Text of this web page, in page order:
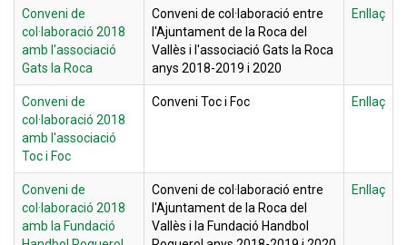
Conveni de
col·laboració 2018
amb l'associació
Gats la Roca
Conveni de col·laboració entre
l'Ajuntament de la Roca del
Vallès i l'associació Gats la Roca
anys 2018-2019 i 2020
Enllaç
Conveni de
col·laboració 2018
amb l'associació
Toc i Foc
Conveni Toc i Foc Enllaç
Conveni de
col·laboració 2018
amb la Fundació
Conveni de col·laboració entre
l'Ajuntament de la Roca del
Vallès i la Fundació Handbol
Enllaç